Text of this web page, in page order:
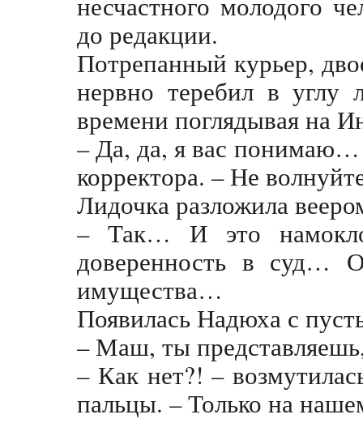
до редакции.
Потрепанный курьер,
нервно теребил в углу
времени поглядывая на
– Да, да, я вас понимаю…
корректора. – Не
Лидочка разложила
– Так… И это
доверенность в суд…
имущества…
Появилась Надюха с
– Маш, ты
– Как нет?! –
пальцы. – Только на